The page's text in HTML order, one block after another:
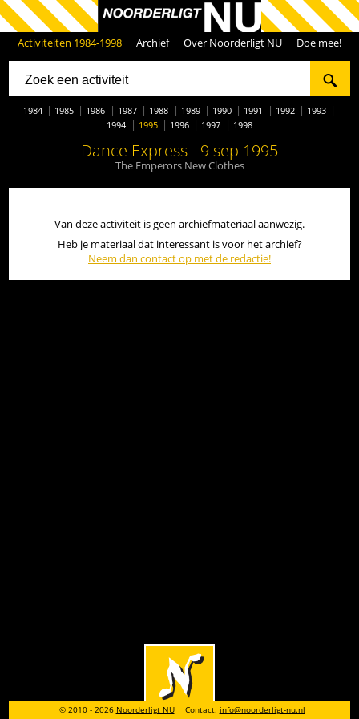
Activiteiten 1984-1998 Archief Over Noorderligt NU Doe mee!
1984 1985 1986 1987 1988 1989 1990 1991 1992
1993
1994
1995 1996 1997 1998
Dance Express - 9 sep 1995
The Emperors New Clothes
Van deze activiteit is geen archiefmateriaal aanwezig.
Heb je materiaal dat interessant is voor het archief?
Neem dan contact op met de redactie!
© 2010 - 2026 Noorderligt NU Contact: info@noorderligt-nu.nl